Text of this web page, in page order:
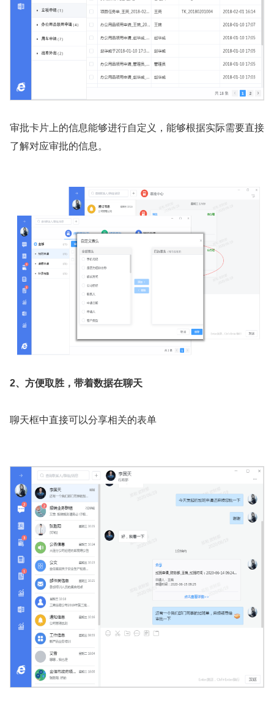
审批卡片上的信息能够进行自定义，能够根据实际需要直接
了解对应审批的信息。
2、方便取胜，带着数据在聊天
聊天框中直接可以分享相关的表单